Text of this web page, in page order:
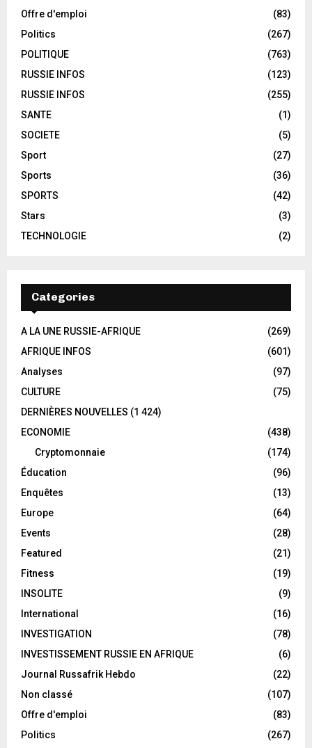
Offre d'emploi
(83)
Politics
(267)
POLITIQUE
(763)
RUSSIE INFOS
(123)
RUSSIE INFOS
(255)
SANTE
(1)
SOCIETE
(5)
Sport
(27)
Sports
(36)
SPORTS
(42)
Stars
(3)
TECHNOLOGIE
(2)
Categories
A LA UNE RUSSIE-AFRIQUE
(269)
AFRIQUE INFOS
(601)
Analyses
(97)
CULTURE
(75)
DERNIÈRES NOUVELLES (1 424)
ECONOMIE
(438)
Cryptomonnaie
(174)
Éducation
(96)
Enquêtes
(13)
Europe
(64)
Events
(28)
Featured
(21)
Fitness
(19)
INSOLITE
(9)
International
(16)
INVESTIGATION
(78)
INVESTISSEMENT RUSSIE EN AFRIQUE
(6)
Journal Russafrik Hebdo
(22)
Non classé
(107)
Offre d'emploi
(83)
Politics
(267)